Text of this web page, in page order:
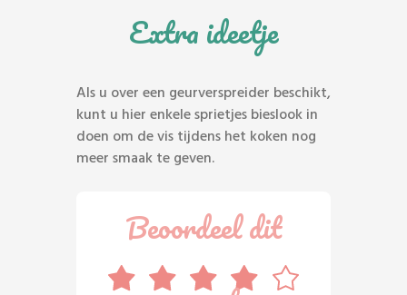
Extra ideetje
Als u over een geurverspreider beschikt,
kunt u hier enkele sprietjes bieslook in
doen om de vis tijdens het koken nog
meer smaak te geven.
Beoordeel dit